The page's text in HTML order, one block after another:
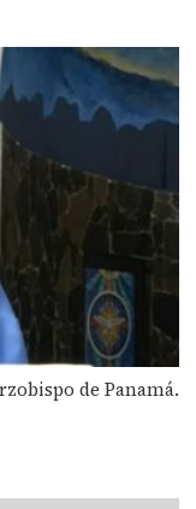
de Panamá.